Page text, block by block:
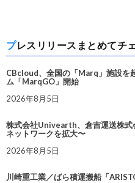
プレスリリースまとめてチ
CBcloud、全国の「Marq」施設を
ム「MarqGO」開始
2026年8月5日
株式会社Univearth、倉吉運送株式
ネットワークを拡大〜
2026年8月5日
川崎重工業／ばら積運搬船「